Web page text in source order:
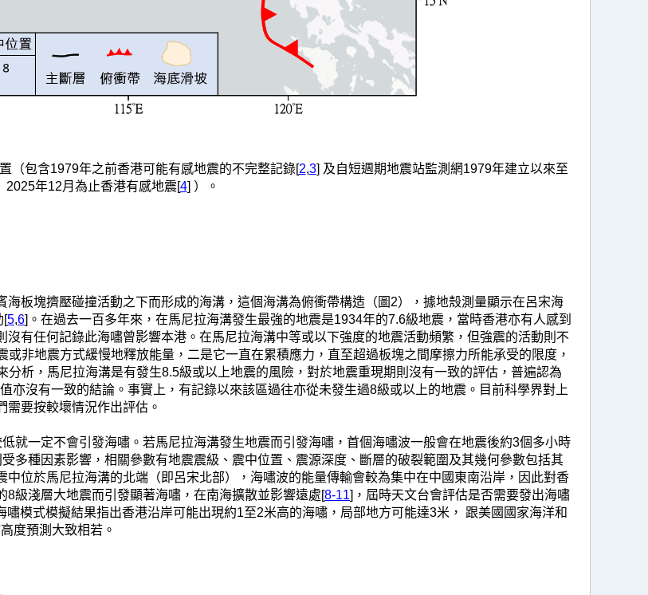
（包含1979年之前香港可能有感地震的不完整記錄[2,3] 及自短週期地震站監測網1979年建立以來至
2025年12月為止香港有感地震[4] ）。
板塊擠壓碰撞活動之下而形成的海溝，這個海溝為俯衝帶構造（圖2），據地殼測量顯示在呂宋海
[5,6]。在過去一百多年來，在馬尼拉海溝發生最強的地震是1934年的7.6級地震，當時香港亦有人感到
有任何記錄此海嘯曾影響本港。在馬尼拉海溝中等或以下強度的地震活動頻繁，但強震的活動則不
非地震方式緩慢地釋放能量，二是它一直在累積應力，直至超過板塊之間摩擦力所能承受的限度，
分析，馬尼拉海溝是有發生8.5級或以上地震的風險，對於地震重現期則沒有一致的評估，普遍認為
亦沒有一致的結論。事實上，有記錄以來該區過往亦從未發生過8級或以上的地震。目前科學界對上
要按較壞情況作出評估。
就一定不會引發海嘯。若馬尼拉海溝發生地震而引發海嘯，首個海嘯波一般會在地震後約3個多小時
多種因素影響，相關參數有地震震級、震中位置、震源深度、斷層的破裂範圍及其幾何參數包括其
位於馬尼拉海溝的北端（即呂宋北部），海嘯波的能量傳輸會較為集中在中國東南沿岸，因此對香
級淺層大地震而引發顯著海嘯，在南海擴散並影響遠處[8-11]，屆時天文台會評估是否需要發出海嘯
模式模擬結果指出香港沿岸可能出現約1至2米高的海嘯，局部地方可能達3米， 跟美國國家海洋和
度預測大致相若。